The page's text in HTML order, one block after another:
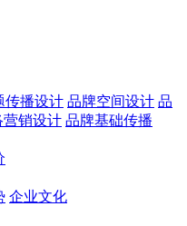
传播设计 品牌空间设计 品
营销设计 品牌基础传播
企业文化